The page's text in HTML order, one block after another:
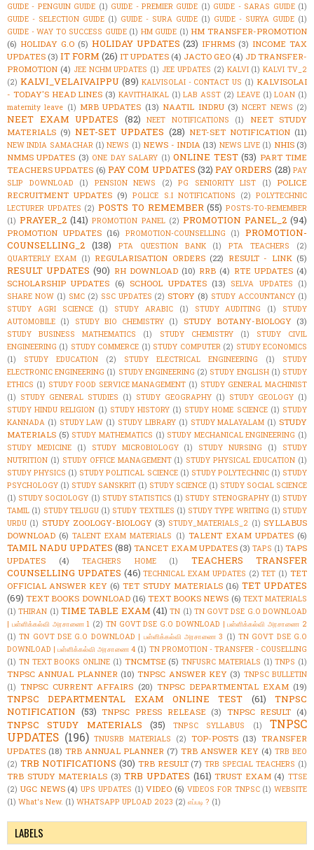
GUIDE - PENGUIN GUIDE (1) GUIDE - PREMIER GUIDE (1) GUIDE - SARAS GUIDE (1)
GUIDE - SELECTION GUIDE (1) GUIDE - SURA GUIDE (1) GUIDE - SURYA GUIDE (1)
GUIDE - WAY TO SUCCESS GUIDE (1) HM GUIDE (1) HM TRANSFER-PROMOTION
(6) HOLIDAY G.O (5) HOLIDAY UPDATES (23) IFHRMS (3) INCOME TAX
UPDATES (3) IT FORM (26) IT UPDATES (4) JACTO GEO (4) JD TRANSFER-
PROMOTION (4) JEE NCHM UPDATES (1) JEE UPDATES (2) KALVI (1) KALVI TV_2
(2) KALVI_VELAIVAIPPU (89) KALVISOLAI - CONTACT US (1) KALVISOLAI
- TODAY'S HEAD LINES (3) KAVITHAIKAL (1) LAB ASST (2) LEAVE (1) LOAN (1)
maternity leave (1) MRB UPDATES (13) NAATIL INDRU (3) NCERT NEWS (2)
NEET EXAM UPDATES (82) NEET NOTIFICATIONS (1)
NEET STUDY
MATERIALS (9) NET-SET UPDATES (28) NET-SET NOTIFICATION (11)
NEW INDIA SAMACHAR (1) NEWS (1) NEWS - INDIA (13) NEWS LIVE (1) NHIS (3)
NMMS UPDATES (3) ONE DAY SALARY (1) ONLINE TEST (53) PART TIME
TEACHERS UPDATES (6) PAY COM UPDATES (32) PAY ORDERS (28) PAY
SLIP DOWNLOAD
(1) PENSION NEWS (2) PG SENIORITY LIST (1)
POLICE
RECRUITMENT UPDATES (9) POLICE S.I NOTIFICATIONS (2) POLYTECHNIC
LECTURER UPDATES (2) POSTS TO REMEMBER (55) POSTS-TO-REMEMBER
(1) PRAYER_2 (141) PROMOTION PANEL (2) PROMOTION PANEL_2 (94)
PROMOTION UPDATES (16) PROMOTION-COUNSELLING (1)
PROMOTION-
COUNSELLING_2 (138) PTA QUESTION BANK (1) PTA TEACHERS
(2)
QUARTERLY EXAM (1) REGULARISATION ORDERS (22) RESULT - LINK (5)
RESULT UPDATES (90) RH DOWNLOAD (10) RRB (4) RTE UPDATES (4)
SCHOLARSHIP UPDATES (6) SCHOOL UPDATES (13) SELVA UPDATES
(1)
SHARE NOW (1) SMC (2) SSC UPDATES (2) STORY (8) STUDY ACCOUNTANCY (1)
STUDY AGRI SCIENCE
(1) STUDY ARABIC (1) STUDY AUDITING (1)
STUDY
AUTOMOBILE (1) STUDY BIO CHEMISTRY (1) STUDY BOTANY-BIOLOGY (3)
STUDY BUSINESS MATHEMATICS (1) STUDY CHEMISTRY (1)
STUDY CIVIL
ENGINEERING (1) STUDY COMMERCE (1) STUDY COMPUTER (2) STUDY ECONOMICS
(1)
STUDY EDUCATION (2) STUDY ELECTRICAL ENGINEERING (1)
STUDY
ELECTRONIC ENGINEERING (1) STUDY ENGINEERING (2) STUDY ENGLISH (1) STUDY
ETHICS (1) STUDY FOOD SERVICE MANAGEMENT (1) STUDY GENERAL MACHINIST
(1) STUDY GENERAL STUDIES (1) STUDY GEOGRAPHY (1) STUDY GEOLOGY (1)
STUDY HINDU RELIGION (1) STUDY HISTORY (1) STUDY HOME SCIENCE (1) STUDY
KANNADA (1) STUDY LAW (1) STUDY LIBRARY (1) STUDY MALAYALAM (1) STUDY
MATERIALS (5) STUDY MATHEMATICS (1) STUDY MECHANICAL ENGINEERING (1)
STUDY MEDICINE
(1) STUDY MICROBIOLOGY (1) STUDY NURSING (1)
STUDY
NUTRITION (1) STUDY OFFICE MANAGEMENT (1) STUDY PHYSICAL EDUCATION (1)
STUDY PHYSICS (1) STUDY POLITICAL SCIENCE (1) STUDY POLYTECHNIC (1) STUDY
PSYCHOLOGY (1) STUDY SANSKRIT (1) STUDY SCIENCE (1) STUDY SOCIAL SCIENCE
(1) STUDY SOCIOLOGY (1) STUDY STATISTICS (1) STUDY STENOGRAPHY (1) STUDY
TAMIL (1) STUDY TELUGU (1) STUDY TEXTILES (1) STUDY TYPE WRITING (1) STUDY
URDU (1) STUDY ZOOLOGY-BIOLOGY (3) STUDY_MATERIALS_2 (1) SYLLABUS
DOWNLOAD (6) TALENT EXAM MATERIALS (1) TALENT EXAM UPDATES (6)
TAMIL NADU UPDATES (88) TANCET EXAM UPDATES (3) TAPS (1) TAPS
UPDATES
(4) TEACHERS HOME (1)
TEACHERS TRANSFER
COUNSELLING UPDATES (46) TECHNICAL EXAM UPDATES (2) TET (1) TET
OFFICIAL ANSWER KEY (6) TET STUDY MATERIALS (16) TET UPDATES
(69) TEXT BOOKS DOWNLOAD (16) TEXT BOOKS NEWS (6) TEXT MATERIALS
(1) THIRAN (1) TIME TABLE EXAM (41) TN (1) TN GOVT DSE G.O DOWNLOAD
| பள்ளிக்கல்வி அரசாணை 1 (2) TN GOVT DSE G.O DOWNLOAD | பள்ளிக்கல்வி அரசாணை 2
(1) TN GOVT DSE G.O DOWNLOAD | பள்ளிக்கல்வி அரசாணை 3 (1) TN GOVT DSE G.O
DOWNLOAD | பள்ளிக்கல்வி அரசாணை 4 (1) TN PROMOTION - TRANSFER - COUSELLING
(1) TN TEXT BOOKS ONLINE (1) TNCMTSE (5) TNFUSRC MATERIALS (1) TNPS (1)
TNPSC ANNUAL PLANNER (10) TNPSC ANSWER KEY (3) TNPSC BULLETIN
(1) TNPSC CURRENT AFFAIRS (20) TNPSC DEPARTMENTAL EXAM (19)
TNPSC DEPARTMENTAL EXAM ONLINE TEST (61)
TNPSC
NOTIFICATION (53) TNPSC PRESS RELEASE (3) TNPSC RESULT (4)
TNPSC STUDY MATERIALS (35) TNPSC SYLLABUS (1)
TNPSC
UPDATES (196) TNUSRB MATERIALS (2) TOP-POSTS (13) TRANSFER
UPDATES (18) TRB ANNUAL PLANNER (7) TRB ANSWER KEY (4) TRB BEO
(2) TRB NOTIFICATIONS (30) TRB RESULT (7) TRB SPECIAL TEACHERS (1)
TRB STUDY MATERIALS (3) TRB UPDATES (161) TRUST EXAM (4) TTSE
(2) UGC NEWS (4) UPS UPDATES (1) VIDEO (6) VIDEOS FOR TNPSC (1) WEBSITE
(1) What's New. (1) WHATSAPP UPLOAD 2023 (2) எப்படி ? (1)
LABELS